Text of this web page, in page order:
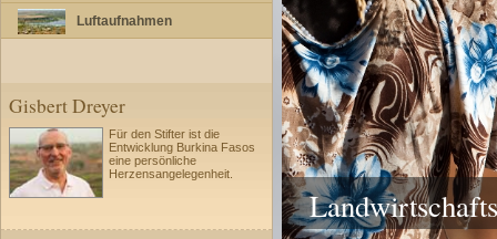
Luftaufnahmen
Gisbert Dreyer
Für den Stifter ist die
Entwicklung Burkina Fasos
eine persönliche
Herzensangelegenheit.